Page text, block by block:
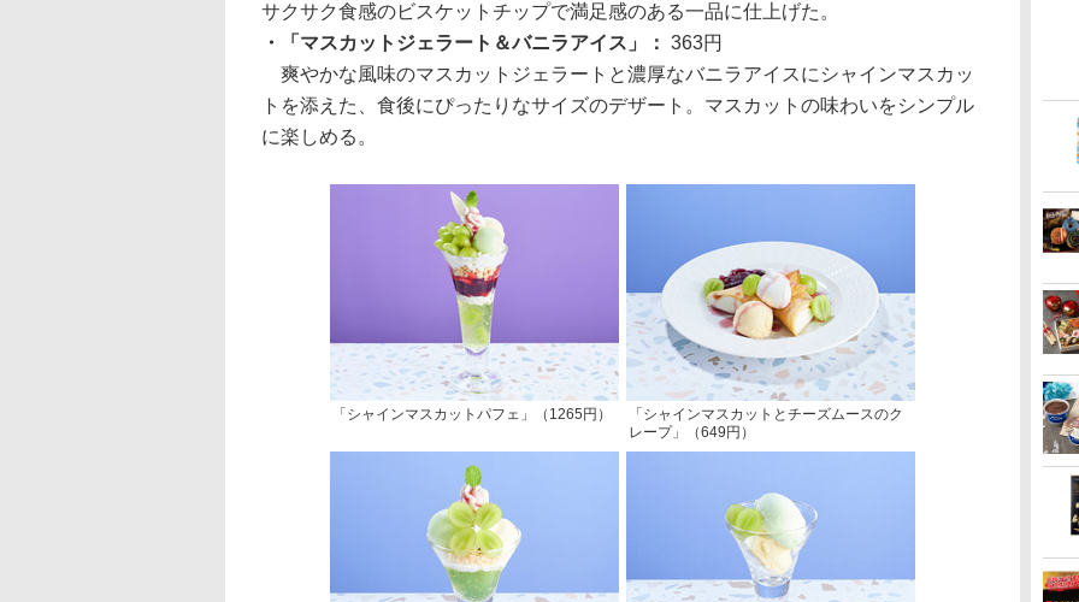
サクサク食感のビスケットチップで満足感のある一品に仕上げた。
・「マスカットジェラート＆バニラアイス」： 363円
爽やかな風味のマスカットジェラートと濃厚なバニラアイスにシャインマスカッ
トを添えた、食後にぴったりなサイズのデザート。マスカットの味わいをシンプル
に楽しめる。
「シャインマスカットパフェ」（1265円）
「シャインマスカットとチーズムースのク
レープ」（649円）